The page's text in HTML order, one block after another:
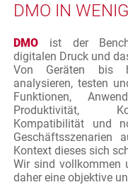
DMO IN
DMO ist der
digitalen Druck und
Von Geräten bis
analysieren, testen
Funktionen,
Produktivität,
Kompatibilität und
Kontext dieses sich
Wir sind vollkommen
daher eine objektive